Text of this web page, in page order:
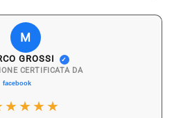
M
GROSSI ✓
CERTIFICATA DA